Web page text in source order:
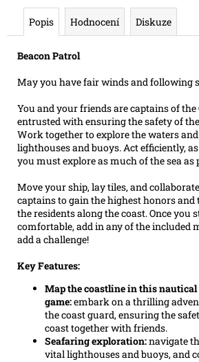
Popis Hodnocení Diskuze
Beacon Patrol
May you have fair winds and following
You and your friends are captains of the
entrusted with ensuring the safety of
Work together to explore the waters
lighthouses and buoys. Act efficiently,
you must explore as much of the sea as
Move your ship, lay tiles, and
captains to gain the highest honors
the residents along the coast. Once you
comfortable, add in any of the included
add a challenge!
Key Features:
Map the coastline in this nautical
game:embark on a thrilling
the coast guard, ensuring the
coast together with friends.
Seafaring exploration:navigate
vital lighthouses and buoys, and
LEAGUE
LEGENDS
TCG
-
UNLEASHED:
BOOSTER
139
Kč
Původně:
169
Kč